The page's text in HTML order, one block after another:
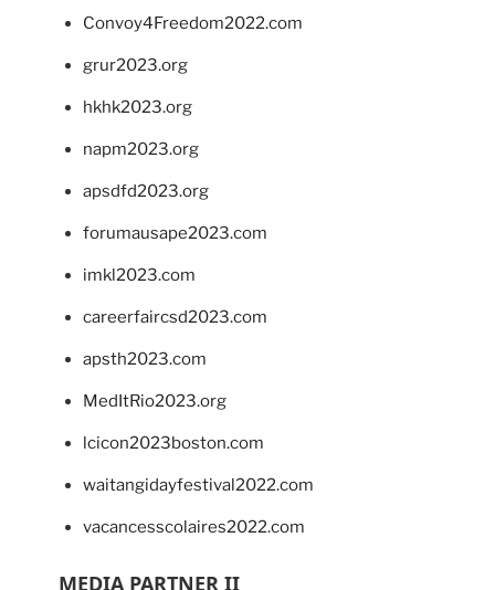
Convoy4Freedom2022.com
grur2023.org
hkhk2023.org
napm2023.org
apsdfd2023.org
forumausape2023.com
imkl2023.com
careerfaircsd2023.com
apsth2023.com
MedItRio2023.org
lcicon2023boston.com
waitangidayfestival2022.com
vacancesscolaires2022.com
MEDIA PARTNER II